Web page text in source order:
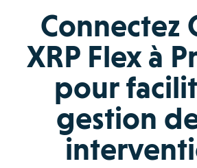
Connectez
XRP Flex à
pour
gestion